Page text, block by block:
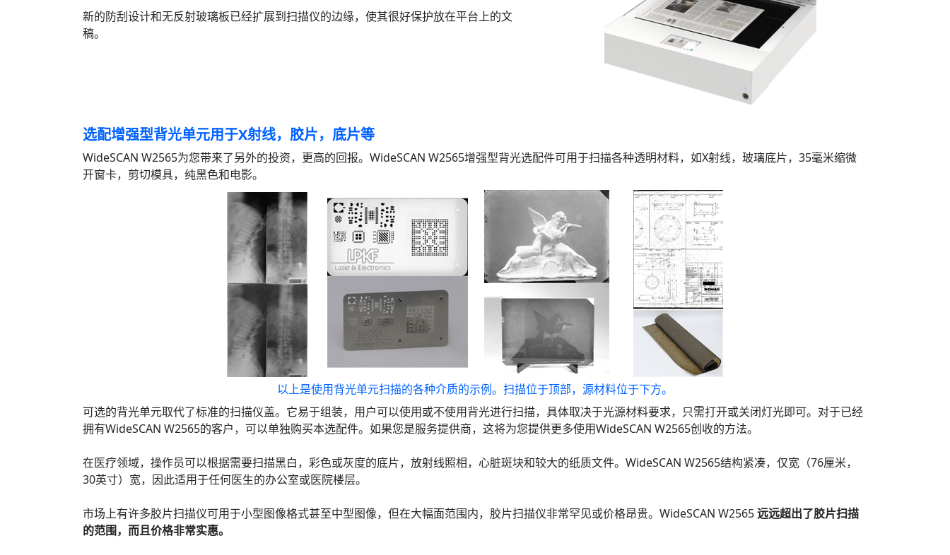
新的防刮设计和无反射玻璃板已经扩展到扫描仪的边缘，使其很好保护放在平台上的文
稿。
选配增强型背光单元用于X射线，胶片，底片等
WideSCAN W2565为您带来了另外的投资，更高的回报。WideSCAN W2565增强型背光选配件可用于扫描各种透明材料，如X射线，玻璃底片，35毫米缩微
开窗卡，剪切模具，纯黑色和电影。
以上是使用背光单元扫描的各种介质的示例。扫描位于顶部，源材料位于下方。
可选的背光单元取代了标准的扫描仪盖。它易于组装，用户可以使用或不使用背光进行扫描，具体取决于光源材料要求，只需打开或关闭灯光即可。对于已经
拥有WideSCAN W2565的客户，可以单独购买本选配件。如果您是服务提供商，这将为您提供更多使用WideSCAN W2565创收的方法。
在医疗领域，操作员可以根据需要扫描黑白，彩色或灰度的底片，放射线照相，心脏斑块和较大的纸质文件。WideSCAN W2565结构紧凑，仅宽（76厘米，
30英寸）宽，因此适用于任何医生的办公室或医院楼层。
市场上有许多胶片扫描仪可用于小型图像格式甚至中型图像，但在大幅面范围内，胶片扫描仪非常罕见或价格昂贵。WideSCAN W2565远远超出了胶片扫描
的范围，而且价格非常实惠。